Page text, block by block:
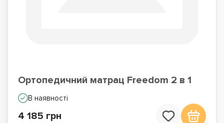
Ортопедичний матрац Freedom 2 в 1
В наявності
4 185 грн